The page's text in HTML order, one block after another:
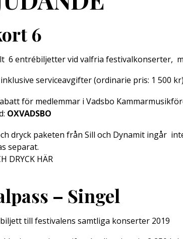
6
6 entrébiljetter vid valfria festivalkonserter,
serviceavgifter (ordinarie pris: 1 500 kr)
för medlemmar i Vadsbo
OXVADSBO
dryck paketen från Sill och Dynamit ingår
separat.
DRYCK HÄR
– Singel
till festivalens samtliga konserter 2019